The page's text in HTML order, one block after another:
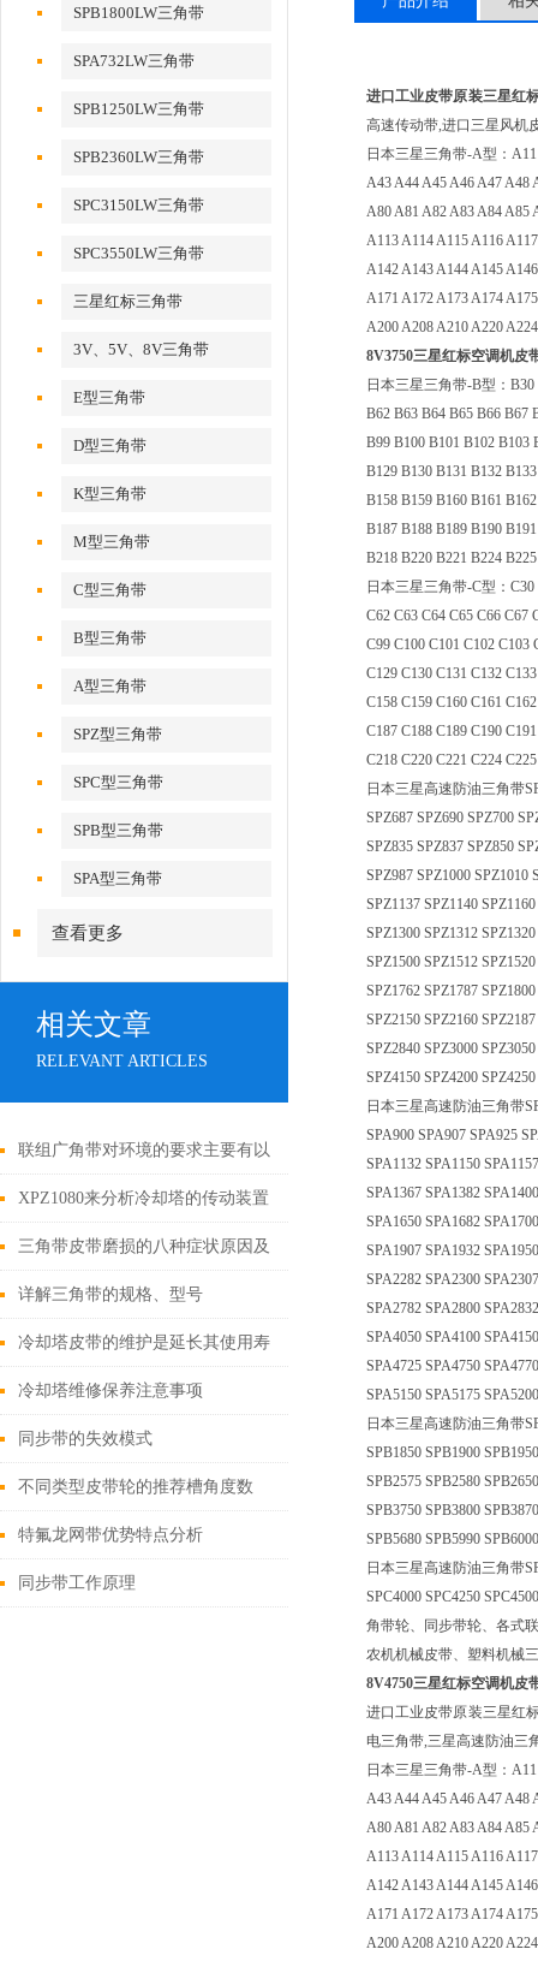
SPB1800LW三角带
SPA732LW三角带
SPB1250LW三角带
SPB2360LW三角带
SPC3150LW三角带
SPC3550LW三角带
三星红标三角带
3V、5V、8V三角带
E型三角带
D型三角带
K型三角带
M型三角带
C型三角带
B型三角带
A型三角带
SPZ型三角带
SPC型三角带
SPB型三角带
SPA型三角带
查看更多
相关文章
RELEVANT ARTICLES
联组广角带对环境的要求主要有以
下几个方面
XPZ1080来分析冷却塔的传动装置
三角带皮带磨损的八种症状原因及
解决措施
详解三角带的规格、型号
冷却塔皮带的维护是延长其使用寿
命的关键
冷却塔维修保养注意事项
同步带的失效模式
不同类型皮带轮的推荐槽角度数
特氟龙网带优势特点分析
同步带工作原理
进口工业皮带原装三星红
高速传动带,进口三星风机
日本三星三角带-A型：A11
A43 A44 A45 A46 A47 A48
A80 A81 A82 A83 A84 A85
A113 A114 A115 A116
A142 A143 A144 A145
A171 A172 A173 A174
A200 A208 A210 A220
8V3750三星红标空调机皮
日本三星三角带-B型：B30
B62 B63 B64 B65 B66 B67
B99 B100 B101 B102 B103
B129 B130 B131 B132
B158 B159 B160 B161
B187 B188 B189 B190
B218 B220 B221 B224
日本三星三角带-C型：C30
C62 C63 C64 C65 C66 C67
C99 C100 C101 C102 C103
C129 C130 C131 C132
C158 C159 C160 C161
C187 C188 C189 C190
C218 C220 C221 C224
日本三星高速防油三角带
SPZ687 SPZ690 SPZ700
SPZ835 SPZ837 SPZ850
SPZ987 SPZ1000 SPZ1010
SPZ1137 SPZ1140
SPZ1300 SPZ1312
SPZ1500 SPZ1512
SPZ1762 SPZ1787
SPZ2150 SPZ2160
SPZ2840 SPZ3000
SPZ4150 SPZ4200
日本三星高速防油三角带
SPA900 SPA907 SPA925
SPA1132 SPA1150
SPA1367 SPA1382
SPA1650 SPA1682
SPA1907 SPA1932
SPA2282 SPA2300
SPA2782 SPA2800
SPA4050 SPA4100
SPA4725 SPA4750
SPA5150 SPA5175 SPA5200
日本三星高速防油三角带
SPB1850 SPB1900
SPB2575 SPB2580
SPB3750 SPB3800
SPB5680 SPB5990
日本三星高速防油三角带
SPC4000 SPC4250
角带轮、同步带轮、各式
农机机械皮带、塑料机械
8V4750三星红标空调机皮
进口工业皮带原装三星红
电三角带,三星高速防油三
日本三星三角带-A型：A11
A43 A44 A45 A46 A47 A48
A80 A81 A82 A83 A84 A85
A113 A114 A115 A116
A142 A143 A144 A145
A171 A172 A173 A174
A200 A208 A210 A220